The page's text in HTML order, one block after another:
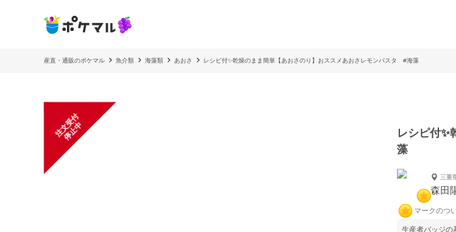
産直・通販のポケマル 魚介類 海藻類 あおさ レシピ付✨乾燥のまま簡単【あおさのり】おススメあおさレモンパスタ #海藻
注
文
受
付
停
止
中
レシピ付
藻
三重
森田
マークのつ
生産者バッジの